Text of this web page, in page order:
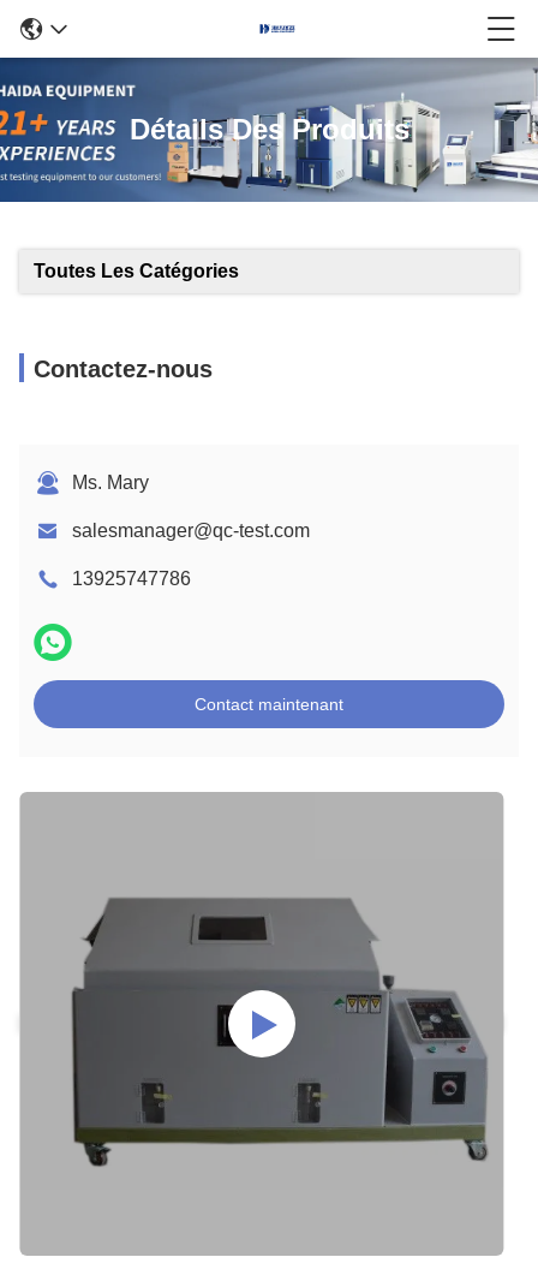
Détails Des Produits
Toutes Les Catégories
Contactez-nous
Ms. Mary
salesmanager@qc-test.com
13925747786
Contact maintenant